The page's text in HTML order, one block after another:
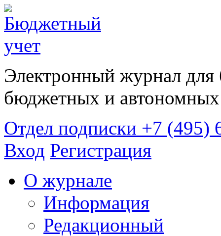
Электронный журнал для
бюджетных и
Отдел подписки +7 (495)
Вход Регистрация
О журнале
Информация
Редакционный